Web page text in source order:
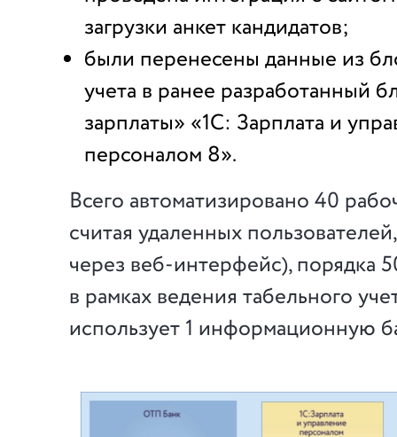
загрузки анкет кандидатов;
были перенесены данные из
учета в ранее разработанный
зарплаты» «1С: Зарплата и
персоналом 8».
Всего автоматизировано 40
считая удаленных
через веб-интерфейс), порядка
в рамках ведения табельного
использует 1 информационную